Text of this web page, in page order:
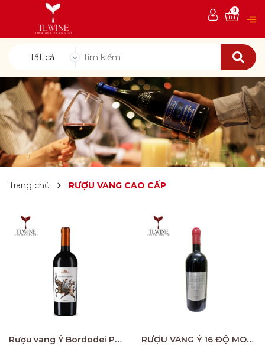
Tất cả
0
Trang chủ RƯỢU VANG CAO CẤP
Rượu vang Ý Bordodei Primitivio Manduria (Ba Cô Tiên) RƯỢU VANG Ý 16 ĐỘ MONTE DEI COCCI PRIMITIVO